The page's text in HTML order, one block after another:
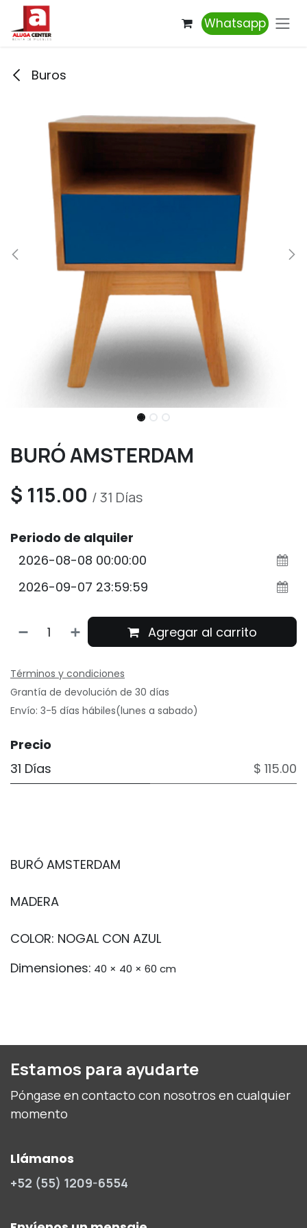
Ir al contenido
Whatsapp
Buros
BURÓ AMSTERDAM
$ 115.00 /31 Días
Periodo de alquiler
Agregar al carrito
Términos y condiciones
Grantía de devolución de 30 días
Envío: 3-5 días hábiles(lunes a sabado)
Precio
31 Días
$ 115.00
BURÓ AMSTERDAM
MADERA
COLOR: NOGAL CON AZUL
Dimensiones: 40 × 40 × 60 cm
Estamos para ayudarte
Póngase en contacto con nosotros en cualquier
momento
Llámanos
+52 (55) 1209-6554